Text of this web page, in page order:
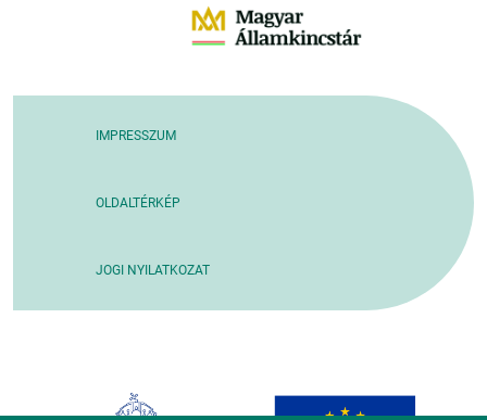
IMPRESSZUM
OLDALTÉRKÉP
JOGI NYILATKOZAT